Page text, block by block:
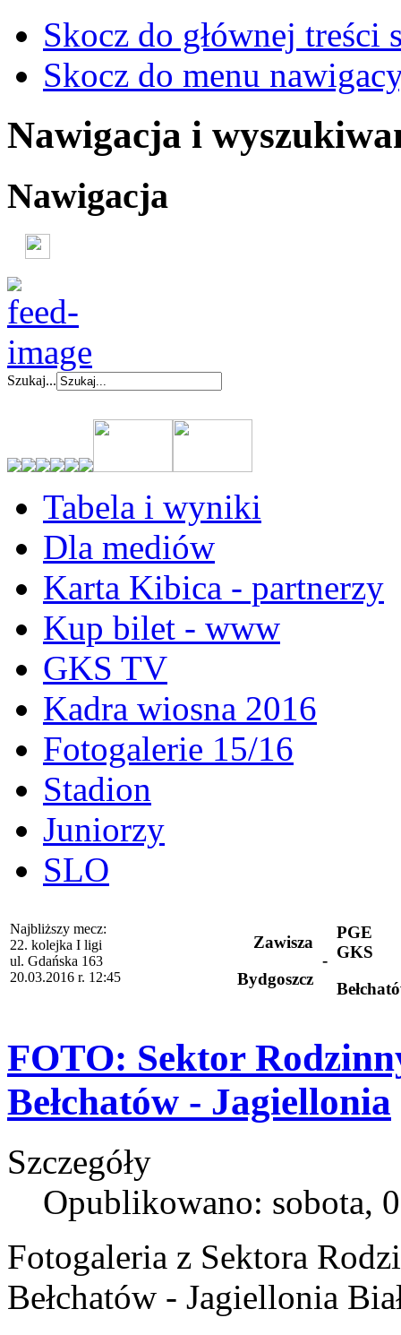
Skocz do głównej treści
Skocz do menu
Nawigacja i
Nawigacja
Szukaj...
Tabela i wyniki
Dla mediów
Karta Kibica - partnerzy
Kup bilet - www
GKS TV
Kadra wiosna 2016
Fotogalerie 15/16
Stadion
Juniorzy
SLO
Najbliższy mecz:
22. kolejka I ligi
ul. Gdańska 163
20.03.2016 r. 12:45
Zawisza
Bydgoszcz
-
PGE
GKS
FOTO: Sektor
Bełchatów - Jagiellonia
Szczegóły
Opublikowano: sobota,
Fotogaleria z Sektora
Bełchatów - Jagiellonia